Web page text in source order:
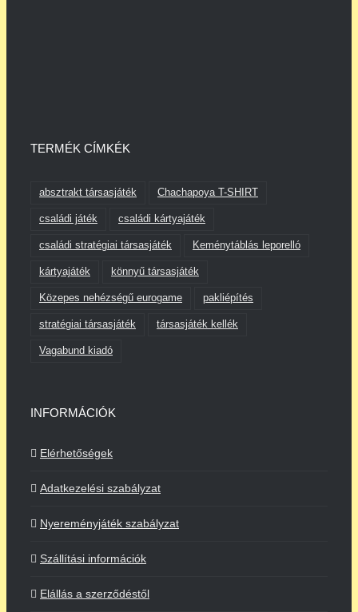
TERMÉK CÍMKÉK
absztrakt társasjáték Chachapoya T-SHIRT
családi játék családi kártyajáték
családi stratégiai társasjáték Keménytáblás leporelló
kártyajáték könnyű társasjáték
Közepes nehézségű eurogame pakliépítés
stratégiai társasjáték társasjáték kellék
Vagabund kiadó
INFORMÁCIÓK
Elérhetőségek
Adatkezelési szabályzat
Nyereményjáték szabályzat
Szállítási információk
Elállás a szerződéstől